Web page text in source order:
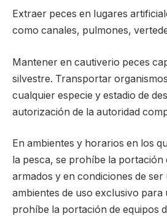
Extraer peces en lugares
como canales, pulmones,
Mantener en cautiverio peces
silvestre. Transportar
cualquier especie y estadio de
autorización de la autoridad
En ambientes y horarios en los
la pesca, se prohíbe la portación
armados y en condiciones de ser
ambientes de uso exclusivo para
prohíbe la portación de equipos